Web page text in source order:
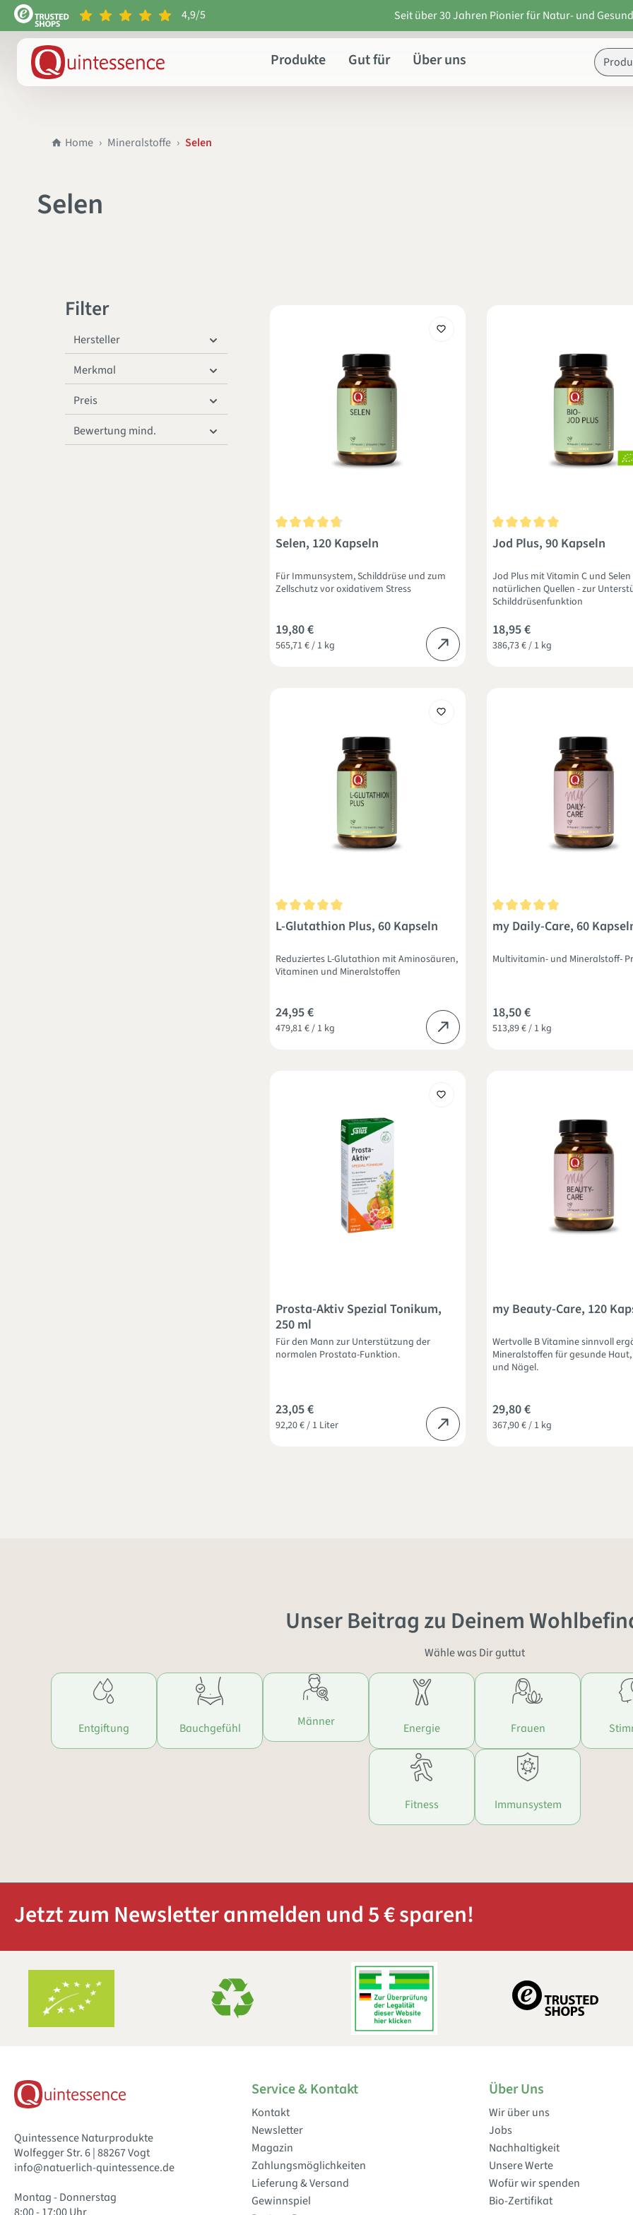
springen Zur Hauptnavigation springen
4,9/5 Seit über 30 Jahren Pionier für Natur- und
Produkte Gut für Über uns
Home Mineralstoffe Selen
Selen
Filter
Hersteller
Merkmal
Preis
Bewertung mind.
Durchschnittliche Bewertung von 4.8 von 5 Sternen
Selen, 120 Kapseln
Für Immunsystem, Schilddrüse und zum
Zellschutz vor oxidativem Stress
565,71 € / 1 kg
19,80 €
Durchschnittliche
Jod Plus, 90 Kapseln
Jod Plus mit Vitamin C und
natürlichen Quellen - zur
Schilddrüsenfunktion
386,73 € / 1 kg
18,95 €
Durchschnittliche Bewertung von 5 von 5 Sternen
L-Glutathion Plus, 60 Kapseln
Reduziertes L-Glutathion mit Aminosäuren,
Vitaminen und Mineralstoffen
479,81 € / 1 kg
24,95 €
Durchschnittliche Bewertung
my Daily-Care, 60
Multivitamin- und Mineralstoff-
513,89 € / 1 kg
18,50 €
Prosta-Aktiv Spezial Tonikum,
250 ml
Für den Mann zur Unterstützung der
normalen Prostata-Funktion.
92,20 € / 1 Liter
23,05 €
my Beauty-Care, 120
Wertvolle B Vitamine sinnvoll
Mineralstoffen für gesunde
und Nägel.
367,90 € / 1 kg
29,80 €
Unser Beitrag zu Deinem
Wähle was Dir guttut
Entgiftung Bauchgefühl Männer Energie Frauen
Fitness Immunsystem
Jetzt zum Newsletter anmelden und 5 € sparen!
Quintessence Naturprodukte
Wolfegger Str. 6 | 88267 Vogt
info@natuerlich-quintessence.de
Montag - Donnerstag
Service & Kontakt
Kontakt
Newsletter
Magazin
Zahlungsmöglichkeiten
Lieferung & Versand
Gewinnspiel
Über Uns
Wir über uns
Jobs
Nachhaltigkeit
Unsere Werte
Wofür wir spenden
Bio-Zertifikat